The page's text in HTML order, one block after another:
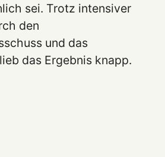
sei. Trotz intensiver
den
und das
das Ergebnis knapp.